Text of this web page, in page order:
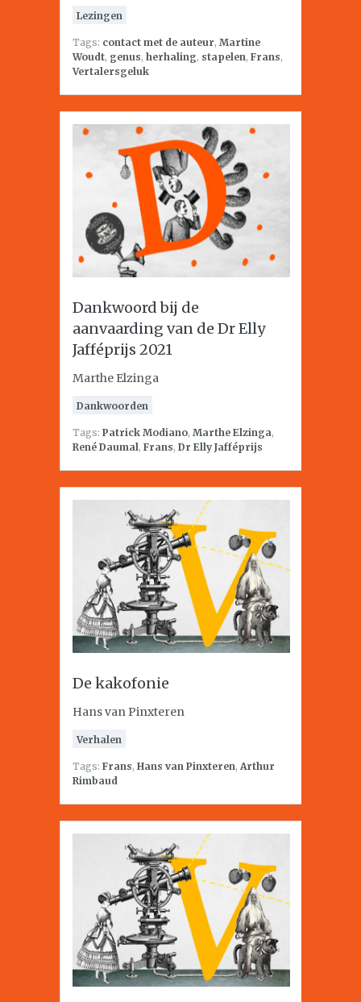
Lezingen
Tags: contact met de auteur, Martine
Woudt, genus, herhaling, stapelen, Frans,
Vertalersgeluk
Dankwoord bij de
aanvaarding van de Dr Elly
Jafféprijs 2021
Marthe Elzinga
Dankwoorden
Tags: Patrick Modiano, Marthe Elzinga,
René Daumal, Frans, Dr Elly Jafféprijs
De kakofonie
Hans van Pinxteren
Verhalen
Tags: Frans, Hans van Pinxteren, Arthur
Rimbaud